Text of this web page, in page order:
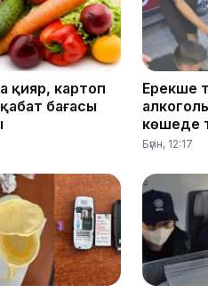
қияр, картоп
бағасы
Ерекше
көшеде
Бүгін, 12:17